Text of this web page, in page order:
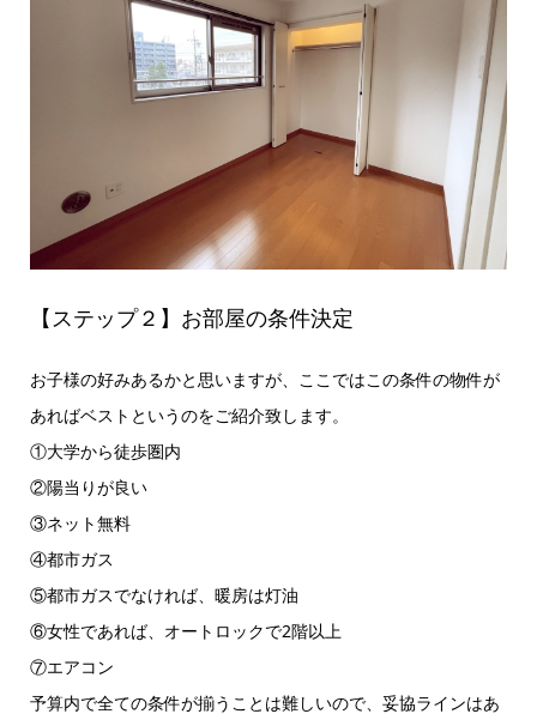
【ステップ２】お部屋の条件決定
お子様の好みあるかと思いますが、ここではこの条件の物件が
あればベストというのをご紹介致します。
①大学から徒歩圏内
②陽当りが良い
③ネット無料
④都市ガス
⑤都市ガスでなければ、暖房は灯油
⑥女性であれば、オートロックで2階以上
⑦エアコン
予算内で全ての条件が揃うことは難しいので、妥協ラインはあ